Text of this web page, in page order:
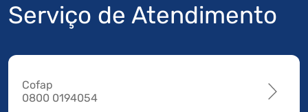
Serviço de Atendimento
Cofap
0800 0194054